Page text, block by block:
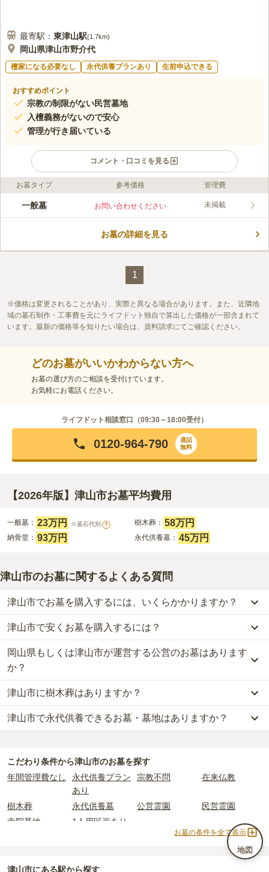
地図
最寄駅： 東津山駅(1.7km)
岡山県津山市野介代
檀家になる必要なし 永代供養プランあり 生前申込できる
おすすめポイント
宗教の制限がない民営墓地
入檀義務がないので安心
管理が行き届いている
コメント・口コミを見る
ライフドット編集部のコメント
墓地内はバリアフリー設計なので、ご高齢の方や車椅子の方も安
う。 静寂な環境にある墓地なので、心ゆくまで故人に手を合わ
この霊園はまだ誰からも評価されていません。
お墓タイプ 参考価格 管理費
一般墓 お問い合わせください 未掲載
お墓の詳細を見る
1
価格は変更されることがあり、実際と異なる場合があります。また、近隣地
域の墓石制作・工事費を元にライフドット独自で算出した価格が一部含まれて
います。最新の価格等を知りたい場合は、資料請求にてご確認ください。
どのお墓がいいかわからない方へ
お墓の選び方のご相談を受付けています。
お気軽にお電話ください。
ライフドット相談窓口（09:30～18:00受付）
0120-964-790
通話
無料
【2026年版】津山市お墓平均費用
一般墓： 23万円 ※墓石代別 ? 樹木葬： 58万円
納骨堂： 93万円 永代供養墓： 45万円
津山市のお墓に関するよくある質問
津山市でお墓を購入するには、いくらかかりますか？
津山市での購入費用の目安は、一般墓が約188万円、樹木葬が約58
万円、納骨堂が約93万円、永代供養墓が約45万円です。
一般墓を建てる場合は、「永代使用料（土地代）」と「墓石代」の
2つが主な費用となります。
津山市の一般墓の永代使用料の平均は23万円で、墓石代は岡山県の
平均164.8万円です。いずれも区画の広さや墓石の大きさ・素材に
よって変わります。
樹木葬・納骨堂・永代供養墓は、基本的に墓石代がかからず、永代
なお、お墓によっては以下の費用が別途かかる場合があります。
・開眼法要の費用：お墓を新しく建てた際に行う儀式のための費
用。僧侶に渡すお布施がかかります。
・ 納骨式の費用
：お墓に遺骨を納める儀式のための費用。僧侶に渡
すお布施、会食などの費用がかかります。
：お墓の管理費。契約後、毎年発生するケースがあり
正確な費用は、区画や石材の選び方によって大きく変わるため、見
津山市で安くお墓を購入するには？
津山市で一番安価なお墓は、津山市営 西吉田墓地の一般墓 で、
4000円
一般的に最も費用を抑えられるのは、他の方のご遺骨と一緒に埋葬
する「合祀墓（ごうしぼ）」と呼ばれるタイプです。個別のお墓に
比べて省スペースで管理の手間がかからないため、費用が安く設定
されています。
価格の目安は、1名あたり5万円〜30万円程度です。
津山市で安価なお墓を探したい場合は、
お墓を探すのがおすすめです。
岡山県もしくは津山市が運営する公営のお墓はあります
か？
津山市には、岡山県もしくは津山市
件あ
ります。
津山市営 二宮美和山墓地 、津山市営 沼墓地、 津山市営 小田中田中
墓地などが代表的です。
公営霊園は民営の霊園と異なり、契約にあたって応募資格が設けら
れているケースがほとんどです。
主な条件として、遺骨がすでにある、該当の市区町村に一定年数以
上住んでいるなどが挙げられます。
条件を満たさない場合は、申し込み自体ができないことも多いた
契約条件の詳細は、各霊園のページをご確認いただくか、資料請求
津山市に樹木葬はありますか？
津山市には、2件の樹木葬があります。
詳しくは、津山市の樹木葬の一覧をご覧ください。
津山市で永代供養できるお墓・墓地はありますか？
詳しくは、津山市 の永代供養の一覧をご覧ください。
こだわり条件から津山市のお墓を探す
年間管理費なし
永代供養プラン
あり
宗教不問 在来仏教
樹木葬 永代供養墓 公営霊園
民営霊園
寺院墓地
1人用区画あり
お墓の条件を全て表示
津山市にある駅から探す